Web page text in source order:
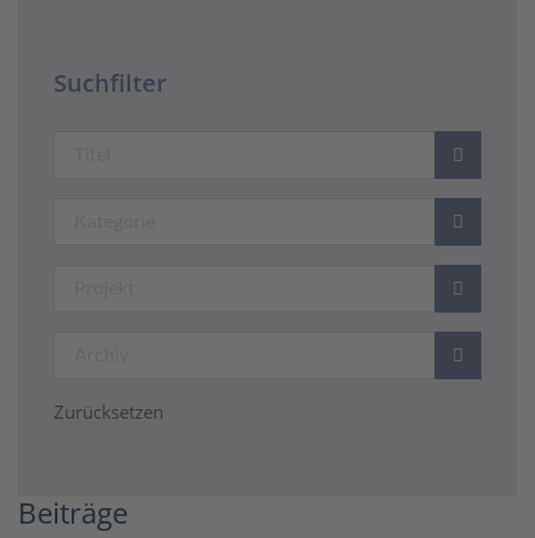
Suchfilter
Zurücksetzen
Beiträge